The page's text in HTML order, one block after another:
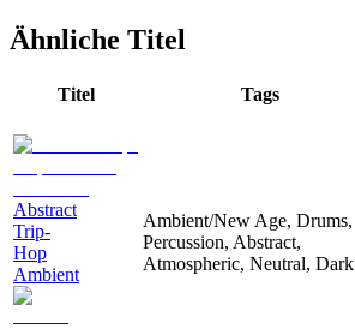
Ähnliche Titel
Titel Tags
Abstract
Trip-
Hop
Ambient
Ambient/New Age, Drums,
Percussion, Abstract,
Atmospheric, Neutral, Dark